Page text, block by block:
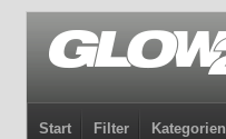
Start Filter Kategorien